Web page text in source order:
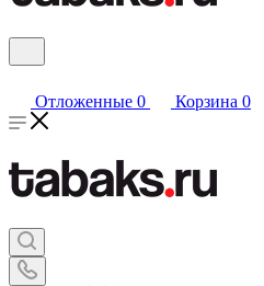
Отложенные 0 Корзина 0